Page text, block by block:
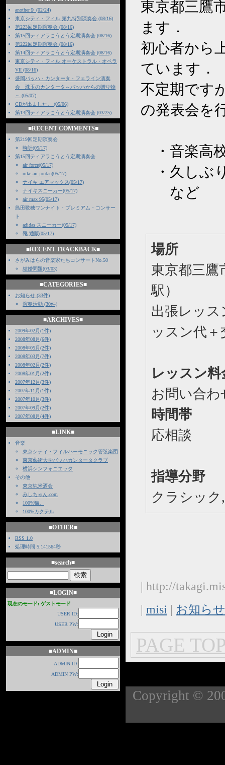
another９ (02/24)
東京シティ・フィル 第九特別演奏会 (08/16)
第223回定期演奏会 (08/16)
第15回ティアラこうとう定期演奏会 (08/16)
第222回定期演奏会 (08/16)
第14回ティアラこうとう定期演奏会 (08/16)
東京シティ・フィル オーケストラル・オペラ
VII (08/16)
盛岡バッハ・カンタータ・フェライン演奏
会 珠玉のカンタータ～バッハからの贈り物
～ (05/07)
CDが出ました。 (05/06)
第13回ティアラこうとう定期演奏会 (03/25)
■RECENT COMMENTS■
第219回定期演奏会
時計(05/17)
第15回ティアラこうとう定期演奏会
air force(05/17)
nike air jordan(05/17)
ナイキ エアマックス(05/17)
ナイキスニーカー(05/17)
air max 95(05/17)
島田歌穂ワンナイト・プレミアム・コンサー
ト
adidas スニーカー(05/17)
靴 通販(05/17)
■RECENT TRACKBACK■
さがみはらの音楽家たちコンサートNo.50
結婚問題(03/03)
■CATEGORIES■
お知らせ (33件)
演奏活動 (30件)
■ARCHIVES■
2009年02月(1件)
2008年08月(6件)
2008年05月(2件)
2008年03月(7件)
2008年02月(2件)
2008年01月(2件)
2007年12月(3件)
2007年11月(1件)
2007年10月(3件)
2007年09月(2件)
2007年08月(4件)
■LINK■
音楽
東京シティ・フィルハーモニック管弦楽団
東京藝術大学バッハカンタータクラブ
横浜シンフォニエッタ
その他
東京純米酒会
みしちゃん.com
100%猫。
100%カクテル
■OTHER■
RSS 1.0
処理時間 5.141564秒
■search■
■LOGIN■
現在のモード: ゲストモード
USER ID:
USER PW:
■ADMIN■
ADMIN ID:
ADMIN PW:
東京都三鷹
ます．
初心者から
ています．
不定期です
の発表会を
・音楽高
・久しぶ
など
場所
東京都三
駅）
出張レッ
ッスン代
レッスン料
お問い合
時間帯
応相談
指導分野
クラシック
| http://
| misi | お知らせ
PAGE
Copyright ©